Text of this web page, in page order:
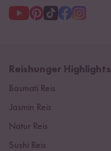
Reishunger Highlights
Basmati Reis
Jasmin Reis
Natur Reis
Sushi Reis